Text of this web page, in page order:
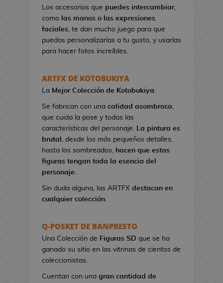
e
s
d
e
V
e
o
g
o
e
c
s
d
Los accesorios que puedes intercambiar,
como las manos o las expresiones
faciales, te dan mucho juego para que
puedas personalizarlas a tu gusto, y usarlas
para hacer fotos increíbles.
ARTFX DE KOTOBUKIYA
La Mejor Colección de Kotobukiya.
Se fabrican con una calidad asombrosa,
que cuida la pose y todas las
características del personaje. La pintura es
brutal , desde los más pequeños detalles,
hasta los sombreados, hacen que estas
figuras tengan toda la esencia del
personaje.
Sin duda alguna, las ARTFX destacan en
cualquier colección.
Q-POSKET DE BANPRESTO
Una Colección de Figuras SD que se ha
ganado su sitio en las vitrinas de cientos de
coleccionistas.
Cuentan con una gran cantidad de